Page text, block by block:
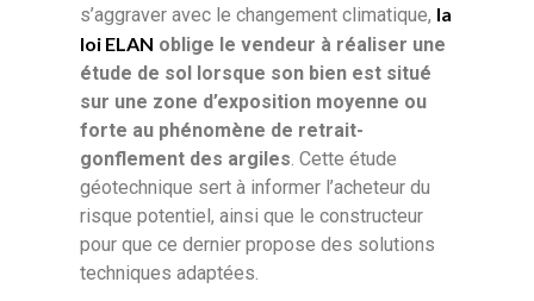
s’aggraver avec le changement climatique, la
loi ELAN oblige le vendeur à réaliser une
étude de sol lorsque son bien est situé
sur une zone d’exposition moyenne ou
forte au phénomène de retrait-
gonflement des argiles. Cette étude
géotechnique sert à informer l’acheteur du
risque potentiel, ainsi que le constructeur
pour que ce dernier propose des solutions
techniques adaptées.